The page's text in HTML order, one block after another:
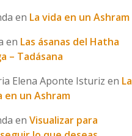
en La vida en un Ashram
en Las ásanas del Hatha
– Tadásana
Elena Aponte Isturiz en La
en un Ashram
en Visualizar para